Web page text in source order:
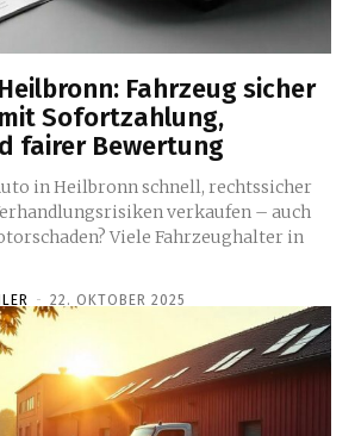
Fahrzeug sicher
Sofortzahlung,
fairer Bewertung
in Heilbronn schnell, rechtssicher
verkaufen – auch
Viele Fahrzeughalter in
- 22. OKTOBER 2025